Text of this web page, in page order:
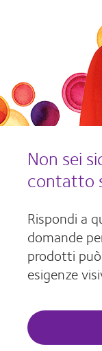
Non sei
contatto
Rispondi a
domande
prodotti
esigenze